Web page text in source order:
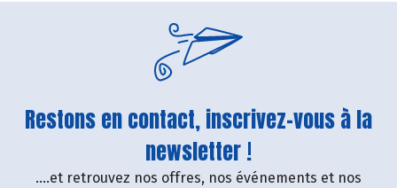
Restons en contact, inscrivez-vous à la
newsletter !
....et retrouvez nos offres, nos événements et nos